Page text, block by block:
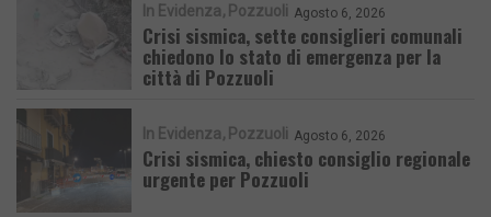
In Evidenza Pozzuoli Agosto 6, 2026
Crisi sismica, sette consiglieri comunali
chiedono lo stato di emergenza per la
città di Pozzuoli
In Evidenza Pozzuoli Agosto 6, 2026
Crisi sismica, chiesto consiglio regionale
urgente per Pozzuoli